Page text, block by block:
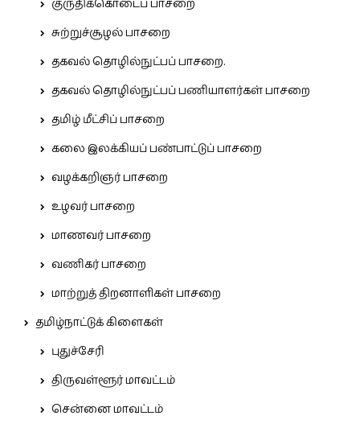
குருதிக்கொடைப் பாசறை
சுற்றுச்சூழல் பாசறை
தகவல் தொழில்நுட்பப் பாசறை.
தகவல் தொழில்நுட்பப் பணியாளர்கள் பாசறை
தமிழ் மீட்சிப் பாசறை
கலை இலக்கியப் பண்பாட்டுப் பாசறை
வழக்கறிஞர் பாசறை
உழவர் பாசறை
மாணவர் பாசறை
வணிகர் பாசறை
மாற்றுத் திறனாளிகள் பாசறை
தமிழ்நாட்டுக் கிளைகள்
புதுச்சேரி
திருவள்ளூர் மாவட்டம்
சென்னை மாவட்டம்